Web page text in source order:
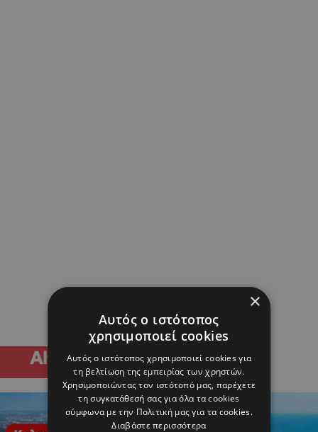
×
Αυτός ο ιστότοπος
χρησιμοποιεί cookies
Αυτός ο ιστότοπος χρησιμοποιεί cookies για
τη βελτίωση της εμπειρίας των χρηστών.
Χρησιμοποιώντας τον ιστότοπό μας, παρέχετε
τη συγκατάθεσή σας για όλα τα cookies
σύμφωνα με την Πολιτική μας για τα cookies.
Διαβάστε περισσότερα